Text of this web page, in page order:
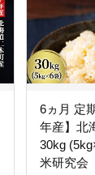
6ヵ月 定
年産】北
30kg
米研究会